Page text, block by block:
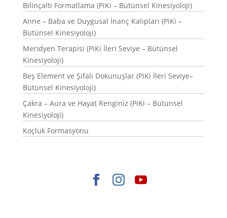
Bilinçaltı Formatlama (PiKi – Bütünsel Kinesiyoloji)
Anne – Baba ve Duygusal İnanç Kalıpları (PiKi –
Bütünsel Kinesiyoloji)
Meridyen Terapisi (PiKi İleri Seviye – Bütünsel
Kinesiyoloji)
Beş Element ve Şifalı Dokunuşlar (PiKi İleri Seviye–
Bütünsel Kinesiyoloji)
Çakra – Aura ve Hayat Renginiz (PiKi – Bütünsel
Kinesiyoloji)
Koçluk Formasyonu